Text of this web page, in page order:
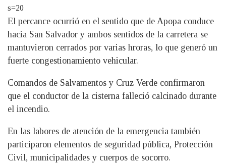
s=20
El percance ocurrió en el sentido que de Apopa conduce
hacia San Salvador y ambos sentidos de la carretera se
mantuvieron cerrados por varias hroras, lo que generó un
fuerte congestionamiento vehicular.
Comandos de Salvamentos y Cruz Verde confirmaron
que el conductor de la cisterna falleció calcinado durante
el incendio.
En las labores de atención de la emergencia también
participaron elementos de seguridad pública, Protección
Civil, municipalidades y cuerpos de socorro.